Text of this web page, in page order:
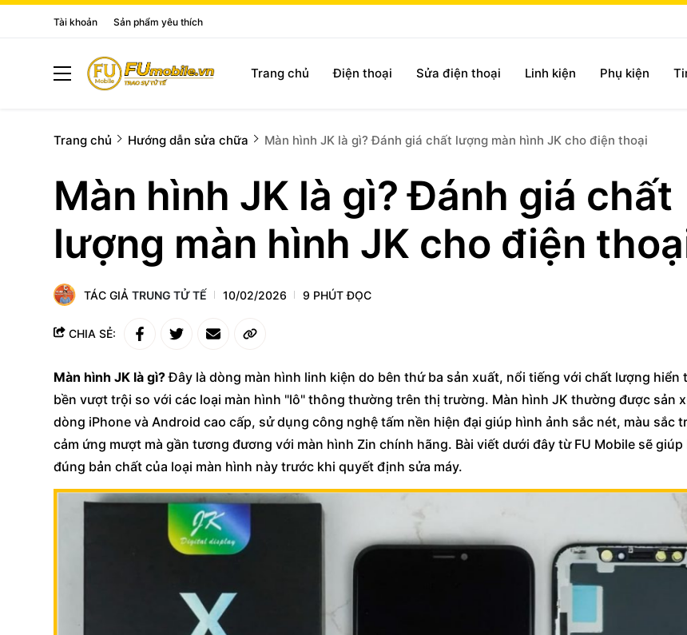
Tài khoản Sản phẩm yêu thích
Trang chủ Điện thoại Sửa điện thoại Linh kiện Phụ kiện
Trang chủ Hướng dẫn sửa chữa Màn hình JK là gì? Đánh giá chất lượng màn hình JK cho điện thoại
Màn hình JK là gì? Đánh giá chất
lượng màn hình JK cho điện
TÁC GIẢ TRUNG TỬ TẾ 10/02/2026 9 PHÚT ĐỌC
CHIA SẺ:
Màn hình JK là gì?Đây là dòng màn hình linh kiện do bên thứ ba sản xuất, nổi tiếng với chất lượng hiển
bền vượt trội so với các loại màn hình "lô" thông thường trên thị trường. Màn hình JK thường được sản
dòng iPhone và Android cao cấp, sử dụng công nghệ tấm nền hiện đại giúp hình ảnh sắc nét, màu sắc
cảm ứng mượt mà gần tương đương với màn hình Zin chính hãng. Bài viết dưới đây từ FU Mobile sẽ giúp
đúng bản chất của loại màn hình này trước khi quyết định sửa máy.